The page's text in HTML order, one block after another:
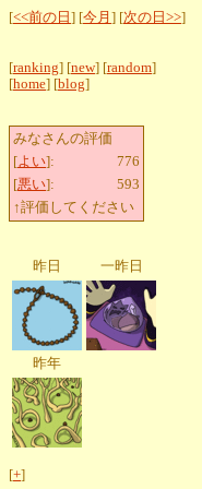
[<<前の日 ] [今月 ] [次の日>>]
[ranking] [new] [random]
[home] [blog]
みなさんの評価
[よい]:
776
[悪い]:
593
↑評価してください
昨日 一昨日
昨年
[+]